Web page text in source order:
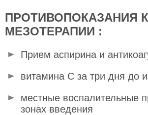
ПРОТИВОПОКАЗАНИЯ К
МЕЗОТЕРАПИИ :
Прием аспирина и
витамина С за три дня до
местные воспалительные
зонах введения